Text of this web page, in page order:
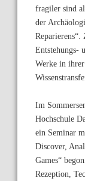
fragiler sind
der
Entstehungs-
Werke in
Im
Hochschule
ein Seminar
Discover,
Games“
Rezeption,